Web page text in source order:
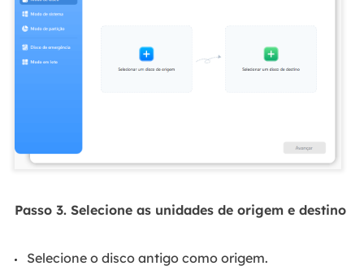
Passo 3. Selecione as unidades de origem e destino
Selecione o disco antigo como origem.